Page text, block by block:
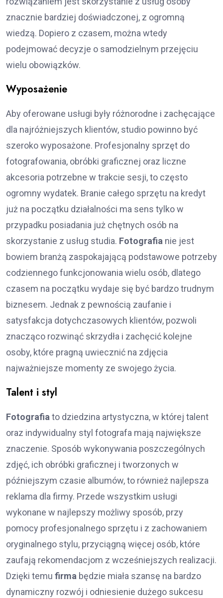
znacznie bardziej doświadczonej, z ogromną
wiedzą. Dopiero z czasem, można wtedy
podejmować decyzje o samodzielnym przejęciu
wielu obowiązków.
Wyposażenie
Aby oferowane usługi były różnorodne i zachęcające
dla najróżniejszych klientów, studio powinno być
szeroko wyposażone. Profesjonalny sprzęt do
fotografowania, obróbki graficznej oraz liczne
akcesoria potrzebne w trakcie sesji, to często
ogromny wydatek. Branie całego sprzętu na kredyt
już na początku działalności ma sens tylko w
przypadku posiadania już chętnych osób na
skorzystanie z usług studia. Fotografia nie jest
bowiem branżą zaspokajającą podstawowe potrzeby
codziennego funkcjonowania wielu osób, dlatego
czasem na początku wydaje się być bardzo trudnym
biznesem. Jednak z pewnością zaufanie i
satysfakcja dotychczasowych klientów, pozwoli
znacząco rozwinąć skrzydła i zachęcić kolejne
osoby, które pragną uwiecznić na zdjęcia
najważniejsze momenty ze swojego życia.
Talent i styl
Fotografia to dziedzina artystyczna, w której talent
oraz indywidualny styl fotografa mają największe
znaczenie. Sposób wykonywania poszczególnych
zdjęć, ich obróbki graficznej i tworzonych w
późniejszym czasie albumów, to również najlepsza
reklama dla firmy. Przede wszystkim usługi
wykonane w najlepszy możliwy sposób, przy
pomocy profesjonalnego sprzętu i z zachowaniem
oryginalnego stylu, przyciągną więcej osób, które
zaufają rekomendacjom z wcześniejszych realizacji.
Dzięki temu firma będzie miała szansę na bardzo
dynamiczny rozwój i odniesienie dużego sukcesu